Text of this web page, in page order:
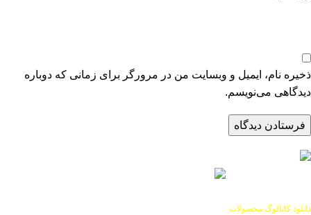
ذخیره نام، ایمیل و وبسایت من در مرورگر برای زمانی که دوباره
دیدگاهی می‌نویسم.
دانلود کاتالوگ محصولات